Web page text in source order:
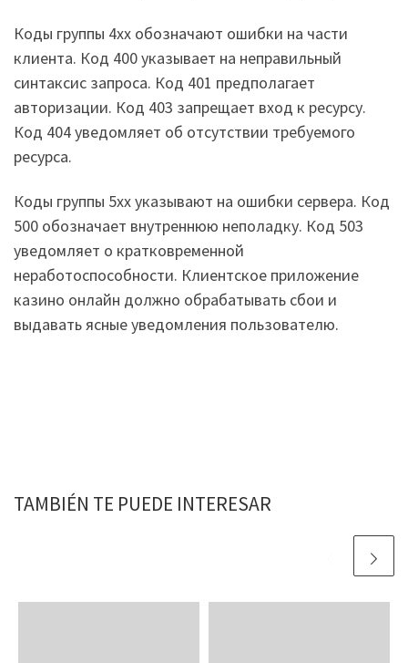
Коды группы 4xx обозначают ошибки на части
клиента. Код 400 указывает на неправильный
синтаксис запроса. Код 401 предполагает
авторизации. Код 403 запрещает вход к ресурсу.
Код 404 уведомляет об отсутствии требуемого
ресурса.
Коды группы 5xx указывают на ошибки сервера. Код
500 обозначает внутреннюю неполадку. Код 503
уведомляет о кратковременной
неработоспособности. Клиентское приложение
казино онлайн должно обрабатывать сбои и
выдавать ясные уведомления пользователю.
TAMBIÉN TE PUEDE INTERESAR